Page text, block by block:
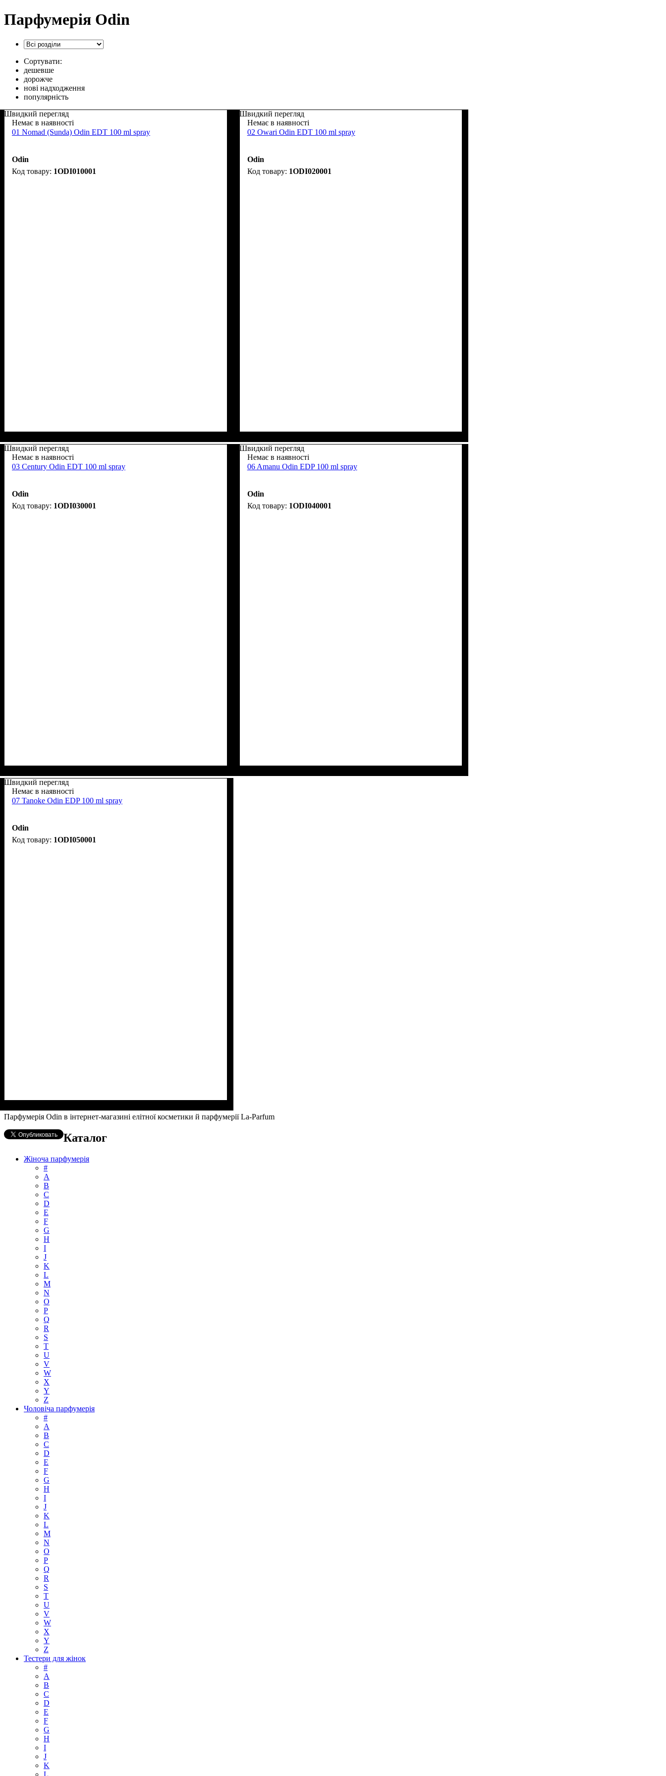
Парфумерія Odin
Сортувати:
дешевше
дорожче
нові надходження
популярність
Швидкий перегляд
Немає в наявності
01 Nomad (Sunda) Odin EDT 100 ml spray
Odin
1ODI010001
Швидкий перегляд
Немає в наявності
02 Owari Odin EDT 100 ml spray
Odin
1ODI020001
Швидкий перегляд
Немає в наявності
03 Century Odin EDT 100 ml spray
Odin
1ODI030001
Швидкий перегляд
Немає в наявності
06 Amanu Odin EDP 100 ml spray
Odin
1ODI040001
Швидкий перегляд
Немає в наявності
07 Tanoke Odin EDP 100 ml spray
Odin
1ODI050001
Парфумерія Odin в інтернет-магазині елітної косметики й парфумерії La-Parfum
Каталог
Жіноча парфумерія
#
А
B
C
D
E
F
G
H
I
J
K
L
M
N
O
P
Q
R
S
T
U
V
W
X
Y
Z
Чоловіча парфумерія
#
A
B
C
D
E
F
G
H
I
J
K
L
M
N
O
P
Q
R
S
T
U
V
W
X
Y
Z
Тестери для жінок
#
A
B
C
D
E
F
G
H
I
J
K
L